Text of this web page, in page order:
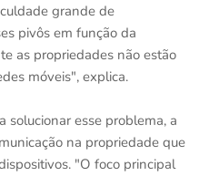
grande de
pivôs em função da
as propriedades não estão
móveis", explica.
solucionar esse problema, a
na propriedade que
"O foco principal